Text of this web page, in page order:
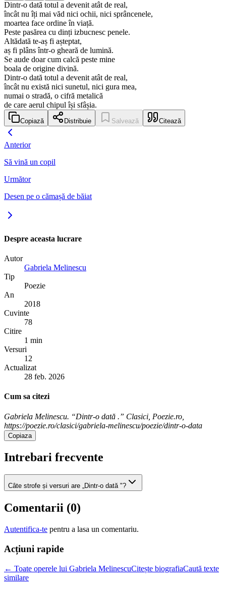
Dintr-o dată totul a devenit atât de real,
încât nu îți mai văd nici ochii, nici sprâncenele,
moartea face ordine în viață.
Peste pasărea cu dinți izbucnesc penele.
Altădată te-aș fi așteptat,
aș fi plâns într-o gheară de lumină.
Se aude doar cum calcă peste mine
boala de origine divină.
Dintr-o dată totul a devenit atât de real,
încât nu există nici sunetul, nici gura mea,
numai o stradă, o cifră metalică
de care aerul chipul își sfâșia.
Copiază Distribuie Salvează Citează
Anterior
Să vină un copil
Următor
Desen pe o cămașă de băiat
Despre aceasta lucrare
Autor
Gabriela Melinescu
Tip
Poezie
An
2018
Cuvinte
78
Citire
1 min
Versuri
12
Actualizat
28 feb. 2026
Cum sa citezi
Gabriela Melinescu. “Dintr-o dată .” Clasici, Poezie.ro,
https://poezie.ro/clasici/gabriela-melinescu/poezie/dintr-o-data
Copiaza
Intrebari frecvente
Câte strofe și versuri are „Dintr-o dată "?
Comentarii (0)
Autentifica-te pentru a lasa un comentariu.
Acțiuni rapide
← Toate operele lui Gabriela MelinescuCitește biografiaCaută texte
similare